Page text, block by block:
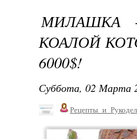
МИЛАШКА
КОАЛОЙ
6000$!
Суббота, 02 Марта